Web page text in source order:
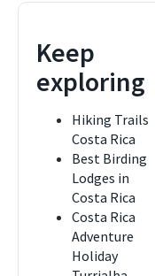
Keep
exploring
Hiking Trails
Costa Rica
Best Birding
Lodges in
Costa Rica
Costa Rica
Adventure
Holiday